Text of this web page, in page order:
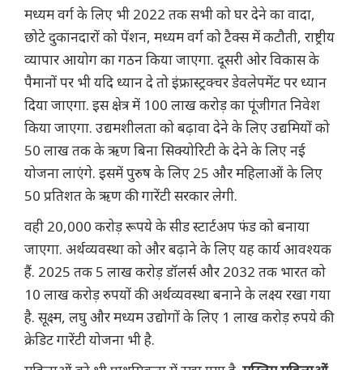
मध्यम वर्ग के लिए भी 2022 तक सभी को घर देने का वादा,
छोटे दुकानदारों को पेंशन, मध्यम वर्ग को टैक्स में कटौती, राष्ट्रीय
व्यापार आयोग का गठन किया जाएगा. दूसरी ओर विकास के
पैमानों पर भी यदि ध्यान दे तो इंफ्रास्ट्रक्चर डेवलेपमेंट पर ध्यान
दिया जाएगा. इस क्षेत्र में 100 लाख करोड़ का पूंजीगत निवेश
किया जाएगा. उद्यमशीलता को बढ़ावा देने के लिए उद्यमियों को
50 लाख तक के ऋण बिना सिक्योरिटी के देने के लिए नई
योजना लाएंगे. इसमें पुरुष के लिए 25 और महिलाओं के लिए
50 प्रतिशत के ऋण की गारेंटी सरकार लेगी.
वही 20,000 करोड़ रूपये के सीड स्टार्टअप फंड को बनाया
जाएगा. अर्थव्यवस्था को और बढ़ाने के लिए यह कार्य आवश्यक
हैं. 2025 तक 5 लाख करोड़ डॉलर्स और 2032 तक भारत को
10 लाख करोड़ रुपयों की अर्थव्यवस्था बनाने के लक्ष्य रखा गया
है. सूक्ष्म, लघु और मध्यम उद्योगों के लिए 1 लाख करोड़ रुपये की
क्रेडिट गारेंटी योजना भी है.